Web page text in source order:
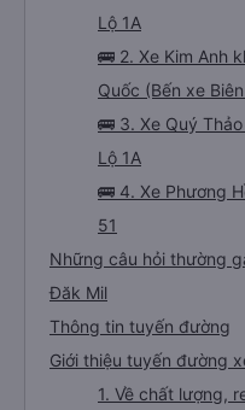
Lộ 1A
🚌 2. Xe Kim Anh
Quốc (Bến xe
🚌 3. Xe Quý
Lộ 1A
🚌 4. Xe Phương
51
Những câu hỏi thường
Đăk Mil
Thông tin tuyến đường
Giới thiệu tuyến đường
1. Về chất lượng,